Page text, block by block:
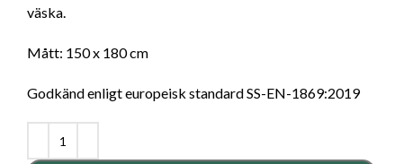
väska.
Mått: 150 x 180 cm
Godkänd enligt europeisk standard SS-EN-1869:2019